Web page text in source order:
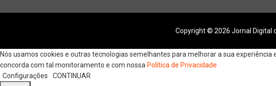
Copyright © 2026 Jornal Digital
Nós usamos cookies e outras tecnologias semelhantes para melhorar a sua
concorda com tal monitoramento e com nossa Política de Privacidade
Configurações
CONTINUAR